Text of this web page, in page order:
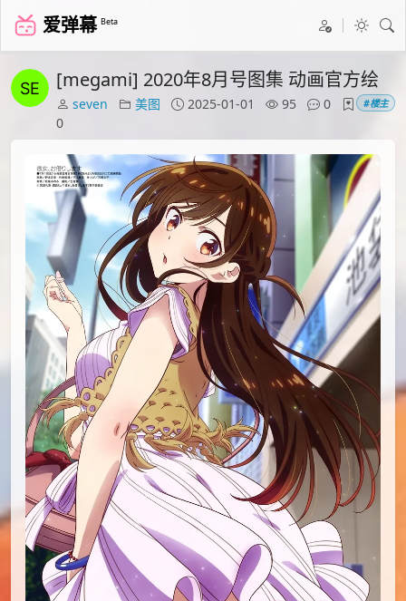
爱弹幕 Beta
[megami] 2020年8月号图集 动画官方绘
seven 美图 2025-01-01 95
0
0
#楼主